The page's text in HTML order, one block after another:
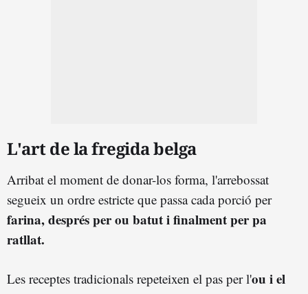
L'art de la fregida belga
Arribat el moment de donar-los forma, l'arrebossat
segueix un ordre estricte que passa cada porció per
farina, després per ou batut i finalment per pa
ratllat.
Les receptes tradicionals repeteixen el pas per l'ou i el